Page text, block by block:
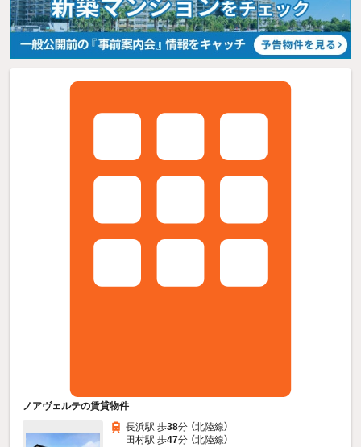
ノアヴェルテの賃貸物件
長浜駅 歩38分 （北陸線）
田村駅 歩47分 （北陸線）